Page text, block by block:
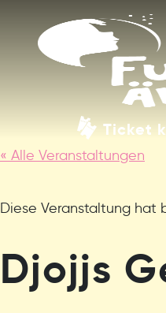
Ticket
« Alle Veranstaltungen
Diese Veranstaltung hat
Djojjs